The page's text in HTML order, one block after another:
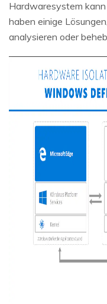
Hardwaresystem
haben einige
analysieren oder